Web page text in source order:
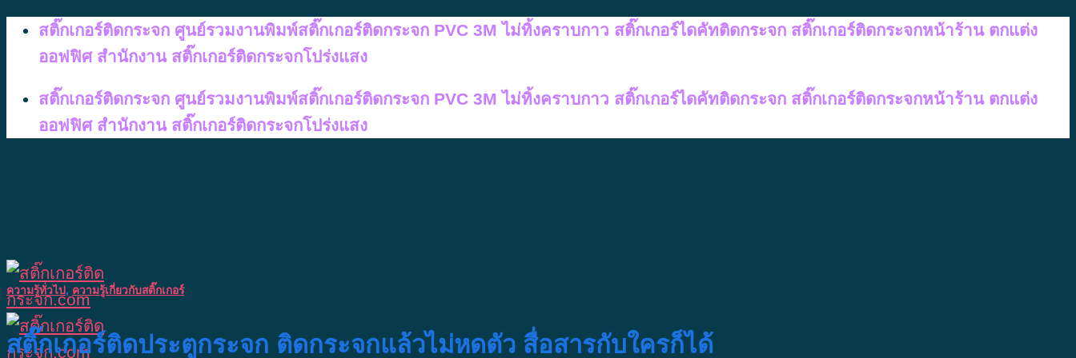
Skip
content
สติ๊กเกอร์ติดกระจก ศูนย์รวมงานพิมพ์สติ๊กเกอร์ติดกระจก PVC 3M ไม่ทิ้งคราบกาว สติ๊กเกอร์ไดคัทติดกระจก สติ๊กเกอร์ติดกระจกหน้าร้าน ตกแต่ง
ออฟฟิศ สำนักงาน สติ๊กเกอร์ติดกระจกโปร่งแสง
สติ๊กเกอร์ติดกระจก ศูนย์รวมงานพิมพ์สติ๊กเกอร์ติดกระจก PVC 3M ไม่ทิ้งคราบกาว สติ๊กเกอร์ไดคัทติดกระจก สติ๊กเกอร์ติดกระจกหน้าร้าน ตกแต่ง
ออฟฟิศ สำนักงาน สติ๊กเกอร์ติดกระจกโปร่งแสง
ความรู้ทั่วไป, ความรู้เกี่ยวกับสติ๊กเกอร์
สติ๊กเกอร์ติดประตูกระจก ติดกระจกแล้วไม่หดตัว สื่อสารกับใครก็ได้